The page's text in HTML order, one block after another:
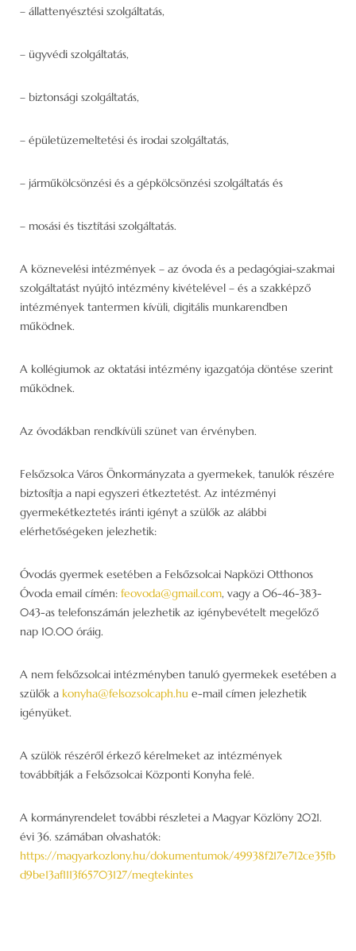
– állattenyésztési szolgáltatás,
– ügyvédi szolgáltatás,
– biztonsági szolgáltatás,
– épületüzemeltetési és irodai szolgáltatás,
– járműkölcsönzési és a gépkölcsönzési szolgáltatás és
– mosási és tisztítási szolgáltatás.
A köznevelési intézmények – az óvoda és a pedagógiai-szakmai
szolgáltatást nyújtó intézmény kivételével – és a szakképző
intézmények tantermen kívüli, digitális munkarendben
működnek.
A kollégiumok az oktatási intézmény igazgatója döntése szerint
működnek.
Az óvodákban rendkívüli szünet van érvényben.
Felsőzsolca Város Önkormányzata a gyermekek, tanulók részére
biztosítja a napi egyszeri étkeztetést. Az intézményi
gyermekétkeztetés iránti igényt a szülők az alábbi
elérhetőségeken jelezhetik:
Óvodás gyermek esetében a Felsőzsolcai Napközi Otthonos
Óvoda email címén: feovoda@gmail.com, vagy a 06-46-383-
043-as telefonszámán jelezhetik az igénybevételt megelőző
nap 10.00 óráig.
A nem felsőzsolcai intézményben tanuló gyermekek esetében a
szülők a konyha@felsozsolcaph.hu e-mail címen jelezhetik
igényüket.
A szülök részéről érkező kérelmeket az intézmények
továbbítják a Felsőzsolcai Központi Konyha felé.
A kormányrendelet további részletei a Magyar Közlöny 2021.
évi 36. számában olvashatók:
https://magyarkozlony.hu/dokumentumok/49938f217e712ce35fb
d9be13af1113f65703127/megtekintes